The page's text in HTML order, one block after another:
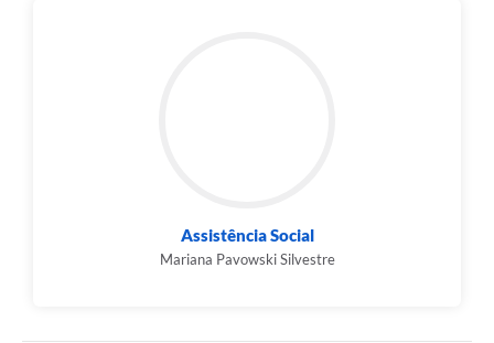
Assistência Social
Mariana Pavowski Silvestre